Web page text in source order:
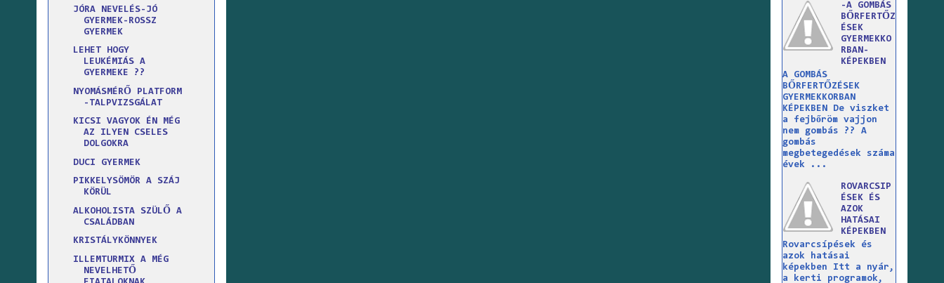
JÓRA NEVELÉS-JÓ
GYERMEK-ROSSZ
GYERMEK
LEHET HOGY
LEUKÉMIÁS A
GYERMEKE ??
NYOMÁSMÉRŐ PLATFORM
-TALPVIZSGÁLAT
KICSI VAGYOK ÉN MÉG
AZ ILYEN CSELES
DOLGOKRA
DUCI GYERMEK
PIKKELYSÖMÖR A SZÁJ
KÖRÜL
ALKOHOLISTA SZÜLŐ A
CSALÁDBAN
KRISTÁLYKÖNNYEK
ILLEMTURMIX A MÉG
NEVELHETŐ
-A GOMBÁS
BŐRFERTŐZ
ÉSEK
GYERMEKKO
RBAN-
KÉPEKBEN
A GOMBÁS
BŐRFERTŐZÉSEK
GYERMEKKORBAN
KÉPEKBEN De viszket
a fejbőröm vajjon
nem gombás ?? A
gombás
megbetegedések száma
évek ...
ROVARCSIP
ÉSEK ÉS
AZOK
HATÁSAI
KÉPEKBEN
Rovarcsípések és
azok hatásai
képekben Itt a nyár,
a kerti programok,